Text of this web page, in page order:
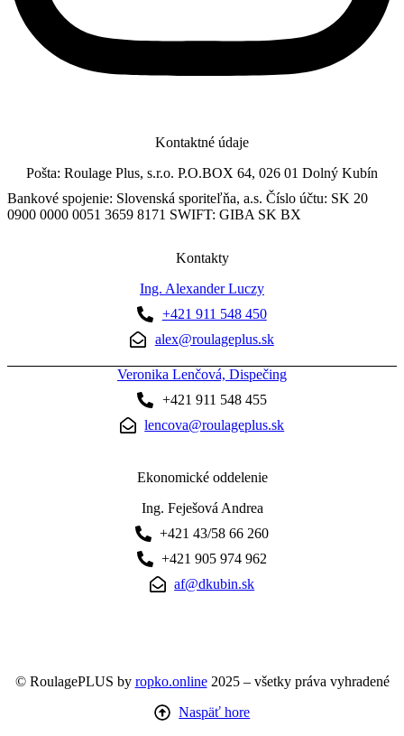
Kontaktné údaje
Pošta: Roulage Plus, s.r.o. P.O.BOX 64, 026 01 Dolný Kubín
Bankové spojenie: Slovenská sporiteľňa, a.s. Číslo účtu: SK 20
0900 0000 0051 3659 8171 SWIFT: GIBA SK BX
Kontakty
Ing. Alexander Luczy
+421 911 548 450
alex@roulageplus.sk
Veronika Lenčová, Dispečing
+421 911 548 455
lencova@roulageplus.sk
Ekonomické oddelenie
Ing. Feješová Andrea
+421 43/58 66 260
+421 905 974 962
af@dkubin.sk
© RoulagePLUS by ropko.online2025 – všetky práva vyhradené
Naspäť hore